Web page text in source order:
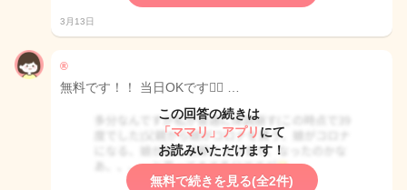
3月13日
®️
無料です！！ 当日OKです🙆‍♀️ …
この回答の続きは
「ママリ」アプリ にて
お読みいただけます！
無料で続きを見る(全2件)